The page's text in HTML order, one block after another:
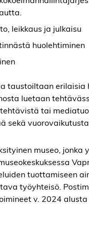
leikkaus ja julkaisu
huolehtiminen
taustoiltaan
luetaan
tai
sekä
museo,
tuottamiseen
työyhteisö.
v. 2024